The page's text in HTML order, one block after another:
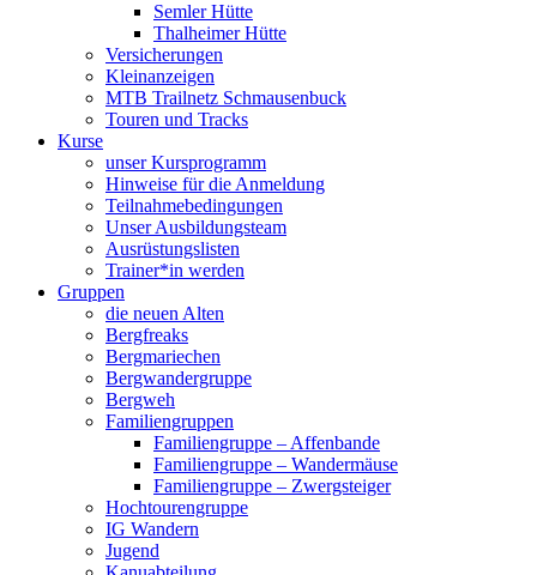
Semler Hütte
Thalheimer Hütte
Versicherungen
Kleinanzeigen
MTB Trailnetz Schmausenbuck
Touren und Tracks
Kurse
unser Kursprogramm
Hinweise für die Anmeldung
Teilnahmebedingungen
Unser Ausbildungsteam
Ausrüstungslisten
Trainer*in werden
Gruppen
die neuen Alten
Bergfreaks
Bergmariechen
Bergwandergruppe
Bergweh
Familiengruppen
Familiengruppe – Affenbande
Familiengruppe – Wandermäuse
Familiengruppe – Zwergsteiger
Hochtourengruppe
IG Wandern
Jugend